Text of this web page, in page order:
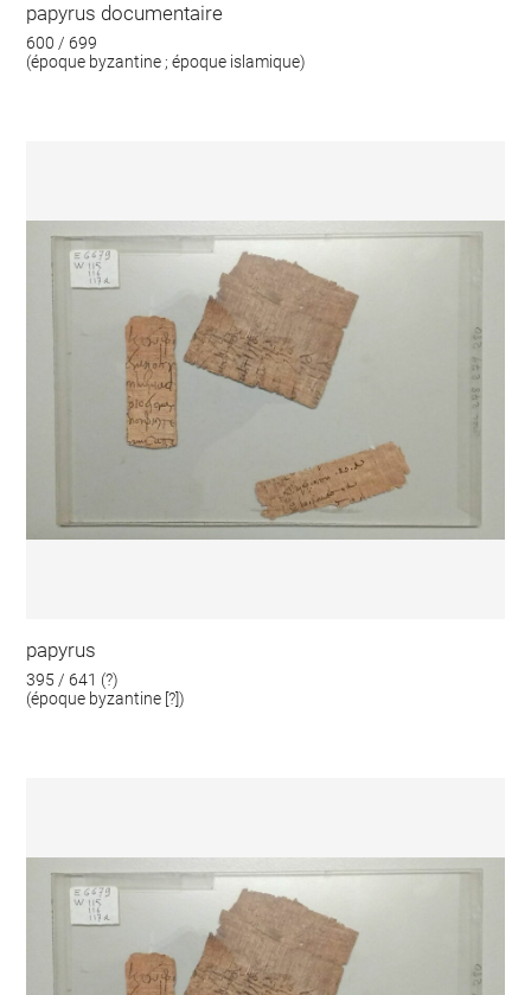
papyrus documentaire
600 / 699
(époque byzantine ; époque islamique)
papyrus
395 / 641 (?)
(époque byzantine [?])